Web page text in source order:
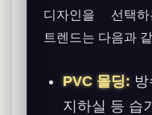
디자인을 선택
트렌드는 다음과
PVC 몰딩:
지하실 등 습